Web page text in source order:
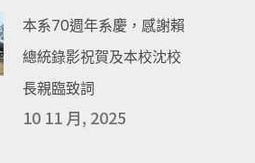
本系70週年系慶，感謝賴
總統錄影祝賀及本校沈校
長親臨致詞
10 11 月, 2025